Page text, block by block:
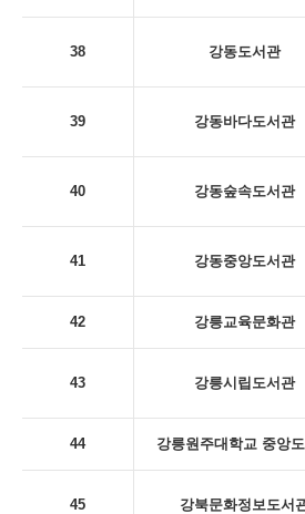
38 강동도서관
39 강동바다도서관
40 강동숲속도서관
41 강동중앙도서관
42 강릉교육문화관
43 강릉시립도서관
44 강릉원주대학교 중앙
45 강북문화정보도서